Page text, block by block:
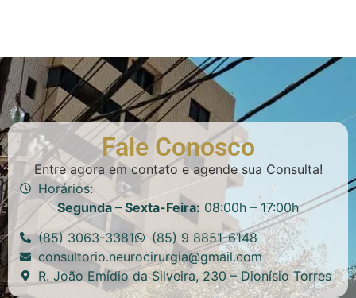
Fale Conosco
Entre agora em contato e agende sua Consulta!
Horários:
Segunda – Sexta-Feira: 08:00h – 17:00h
(85) 3063-3381
(85) 9 8851-6148
consultorio.neurocirurgia@gmail.com
R. João Emídio da Silveira, 230 – Dionísio Torres